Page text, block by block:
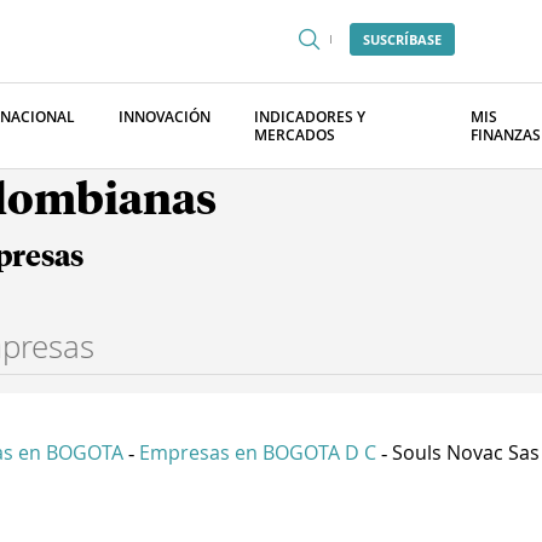
SUSCRÍBASE
INNOVACIÓN
INDICADORES Y
MERCADOS
MIS
FINANZAS
en BOGOTA - Empresas en BOGOTA D C - Souls Novac Sas